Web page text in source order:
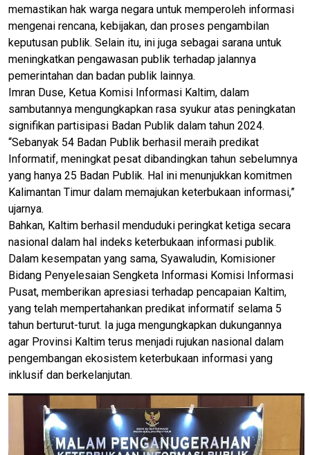
memastikan hak warga negara untuk memperoleh informasi
mengenai rencana, kebijakan, dan proses pengambilan
keputusan publik. Selain itu, ini juga sebagai sarana untuk
meningkatkan pengawasan publik terhadap jalannya
pemerintahan dan badan publik lainnya.
Imran Duse, Ketua Komisi Informasi Kaltim, dalam
sambutannya mengungkapkan rasa syukur atas peningkatan
signifikan partisipasi Badan Publik dalam tahun 2024.
“Sebanyak 54 Badan Publik berhasil meraih predikat
Informatif, meningkat pesat dibandingkan tahun sebelumnya
yang hanya 25 Badan Publik. Hal ini menunjukkan komitmen
Kalimantan Timur dalam memajukan keterbukaan informasi,”
ujarnya.
Bahkan, Kaltim berhasil menduduki peringkat ketiga secara
nasional dalam hal indeks keterbukaan informasi publik.
Dalam kesempatan yang sama, Syawaludin, Komisioner
Bidang Penyelesaian Sengketa Informasi Komisi Informasi
Pusat, memberikan apresiasi terhadap pencapaian Kaltim,
yang telah mempertahankan predikat informatif selama 5
tahun berturut-turut. Ia juga mengungkapkan dukungannya
agar Provinsi Kaltim terus menjadi rujukan nasional dalam
pengembangan ekosistem keterbukaan informasi yang
inklusif dan berkelanjutan.